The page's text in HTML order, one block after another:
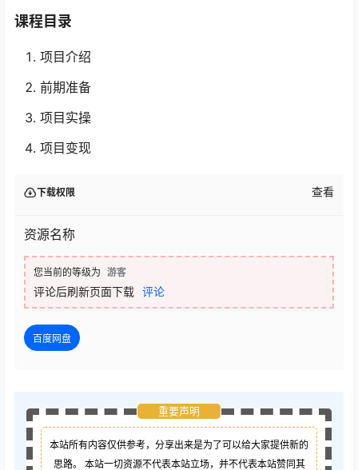
课程目录
项目介绍
前期准备
项目实操
项目变现
下载权限 查看
资源名称
您当前的等级为 游客
评论后刷新页面下载 评论
百度网盘
重要声明
本站所有内容仅供参考，分享出来是为了可以给大家提供新的
思路。 本站一切资源不代表本站立场，并不代表本站赞同其